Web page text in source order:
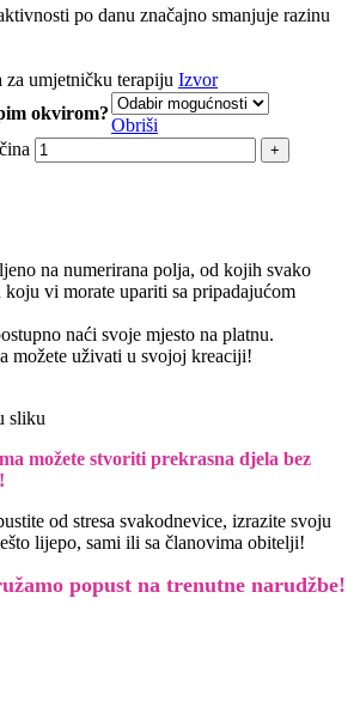
po danu značajno smanjuje razinu
za umjetničku terapiju Izvor
okvirom?
Obriši
na numerirana polja, od kojih svako
koju vi morate upariti sa pripadajućom
naći svoje mjesto na platnu.
možete uživati u svojoj kreaciji!
sliku
možete stvoriti prekrasna djela bez
od stresa svakodnevice, izrazite svoju
lijepo, sami ili sa članovima obitelji!
popust na trenutne narudžbe!